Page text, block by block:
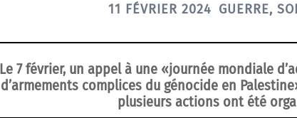
11 FÉVRIER 2024 GUERRE,
Le 7 février, un appel à une «journée mondiale
d’armements complices du génocide en
plusieurs actions ont été